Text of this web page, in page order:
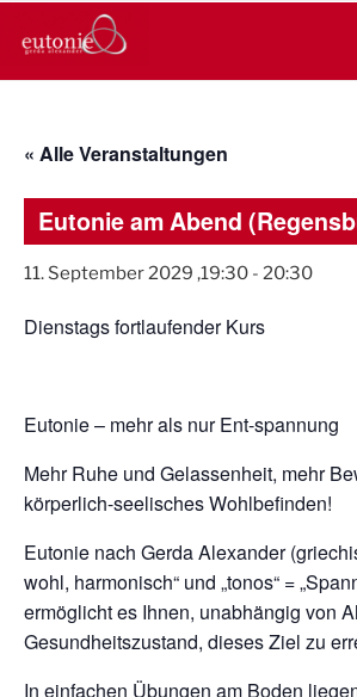
Inhalt
EUTONIE.DE
Lebensbalance durch körperliche
« Alle Veranstaltungen
Eutonie am Abend
11. September 2029 ,19:30 - 20:30
Dienstags fortlaufender Kurs
Eutonie – mehr als nur Ent-spannung
Mehr Ruhe und Gelassenheit, mehr
körperlich-seelisches Wohlbefinden!
Eutonie nach Gerda Alexander
wohl, harmonisch“ und „tonos“ =
ermöglicht es Ihnen, unabhängig von
Gesundheitszustand, dieses Ziel zu
In einfachen Übungen am Boden